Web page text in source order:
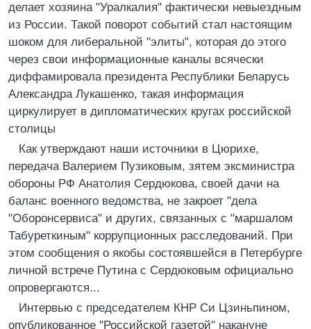
делает хозяина "Уралкалия" фактически невыездным
из России. Такой поворот событий стал настоящим
шоком для либеральной "элиты", которая до этого
через свои информационные каналы всячески
диффамировала президента Республики Беларусь
Александра Лукашенко, такая информация
циркулирует в дипломатических кругах российской
столицы
Как утверждают наши источники в Цюрихе,
передача Валерием Пузиковым, зятем эксминистра
обороны РФ Анатолия Сердюкова, своей дачи на
баланс военного ведомства, не закроет "дела
"Оборонсервиса" и других, связанных с "маршалом
Табуреткиным" коррупционных расследований. При
этом сообщения о якобы состоявшейся в Петербурге
личной встрече Путина с Сердюковым официально
опровергаются...
Интервью с председателем КНР Си Цзиньпином,
опубликованное "Российской газетой" накануне